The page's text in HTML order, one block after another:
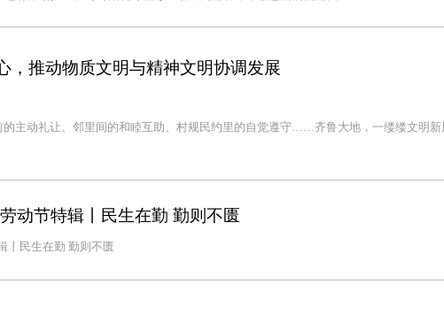
，推动物质文明与精神文明协调发展
的主动礼让、邻里间的和睦互助、村规民约里的自觉遵守……齐鲁大地，一缕缕文明新
动节特辑丨民生在勤 勤则不匮
丨民生在勤 勤则不匮